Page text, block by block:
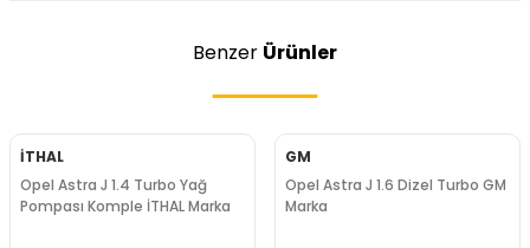
Benzer Ürünler
İTHAL
Opel Astra J 1.4 Turbo Yağ
Pompası Komple İTHAL Marka
GM
Opel Astra J 1.6 Dizel Turbo GM
Marka